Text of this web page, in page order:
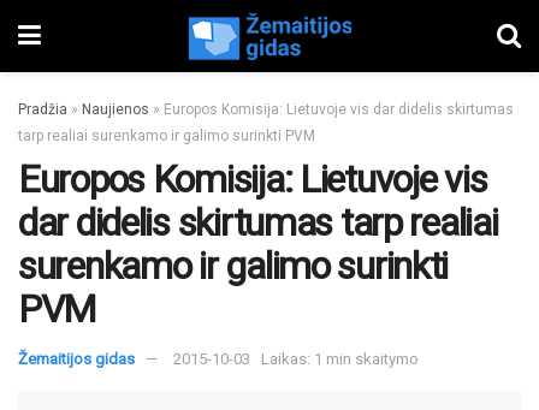
Pradžia » Naujienos » Europos Komisija: Lietuvoje vis dar didelis skirtumas
tarp realiai surenkamo ir galimo surinkti PVM
Europos Komisija: Lietuvoje vis
dar didelis skirtumas tarp realiai
surenkamo ir galimo surinkti
PVM
Žemaitijos gidas 2015-10-03 Laikas: 1 min skaitymo